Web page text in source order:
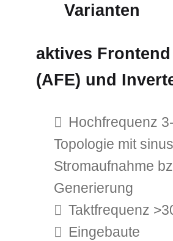
Varianten
aktives Frontend
(AFE) und
Hochfrequenz
Topologie mit
Stromaufnahme
Generierung
Taktfrequenz
Eingebaute